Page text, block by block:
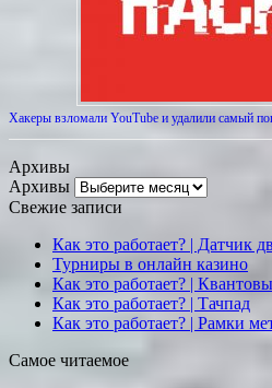
Хакеры взломали YouTube и удалили самый
Архивы
Архивы
Свежие записи
Как это работает? | Датчик
Турниры в онлайн казино
Как это работает? |
Как это работает? | Тачпад
Как это работает? | Рамки
Самое читаемое